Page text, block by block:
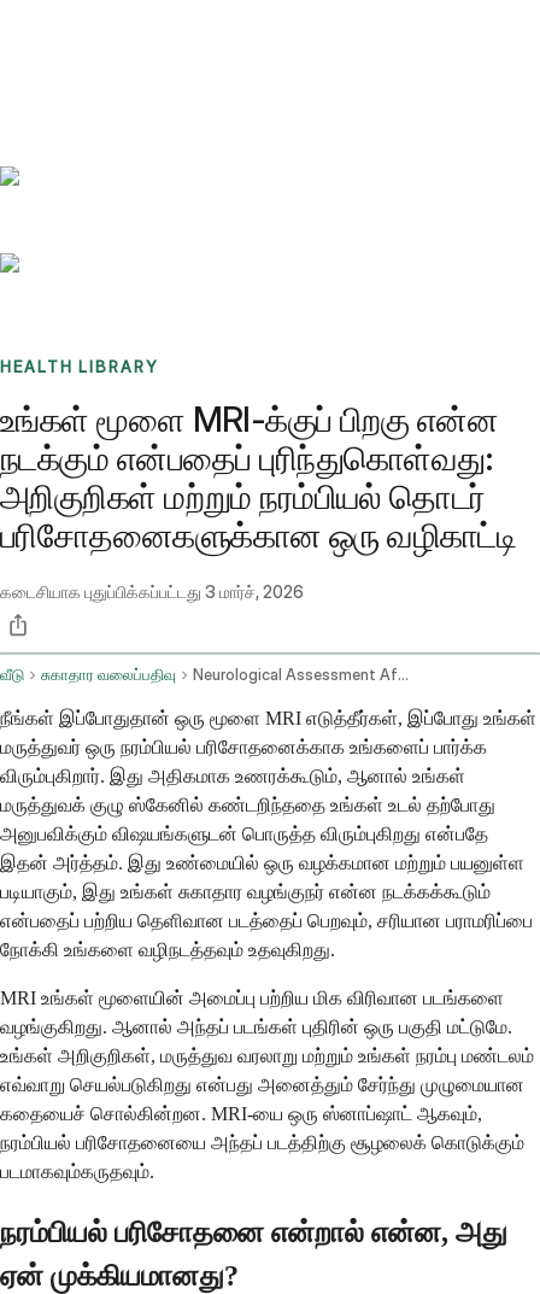
HEALTH LIBRARY
உங்கள் மூளை MRI-க்குப் பிறகு என்ன
நடக்கும் என்பதைப் புரிந்துகொள்வது:
அறிகுறிகள் மற்றும் நரம்பியல் தொடர்
பரிசோதனைகளுக்கான ஒரு வழிகாட்டி
கடைசியாக புதுப்பிக்கப்பட்டது 3 மார்ச், 2026
வீடு சுகாதார வலைப்பதிவு Neurological Assessment After Brain Mri Symptoms And Follow Up
நீங்கள் இப்போதுதான் ஒரு மூளை MRI எடுத்தீர்கள், இப்போது உங்கள்
மருத்துவர் ஒரு நரம்பியல் பரிசோதனைக்காக உங்களைப் பார்க்க
விரும்புகிறார். இது அதிகமாக உணரக்கூடும், ஆனால் உங்கள்
மருத்துவக் குழு ஸ்கேனில் கண்டறிந்ததை உங்கள் உடல் தற்போது
அனுபவிக்கும் விஷயங்களுடன் பொருத்த விரும்புகிறது என்பதே
இதன் அர்த்தம். இது உண்மையில் ஒரு வழக்கமான மற்றும் பயனுள்ள
படியாகும், இது உங்கள் சுகாதார வழங்குநர் என்ன நடக்கக்கூடும்
என்பதைப் பற்றிய தெளிவான படத்தைப் பெறவும், சரியான பராமரிப்பை
நோக்கி உங்களை வழிநடத்தவும் உதவுகிறது.
MRI உங்கள் மூளையின் அமைப்பு பற்றிய மிக விரிவான படங்களை
வழங்குகிறது. ஆனால் அந்தப் படங்கள் புதிரின் ஒரு பகுதி மட்டுமே.
உங்கள் அறிகுறிகள், மருத்துவ வரலாறு மற்றும் உங்கள் நரம்பு மண்டலம்
எவ்வாறு செயல்படுகிறது என்பது அனைத்தும் சேர்ந்து முழுமையான
கதையைச் சொல்கின்றன. MRI-யை ஒரு ஸ்னாப்ஷாட் ஆகவும்,
நரம்பியல் பரிசோதனையை அந்தப் படத்திற்கு சூழலைக் கொடுக்கும்
படமாகவும்கருதவும்.
நரம்பியல் பரிசோதனை என்றால் என்ன, அது
ஏன் முக்கியமானது?